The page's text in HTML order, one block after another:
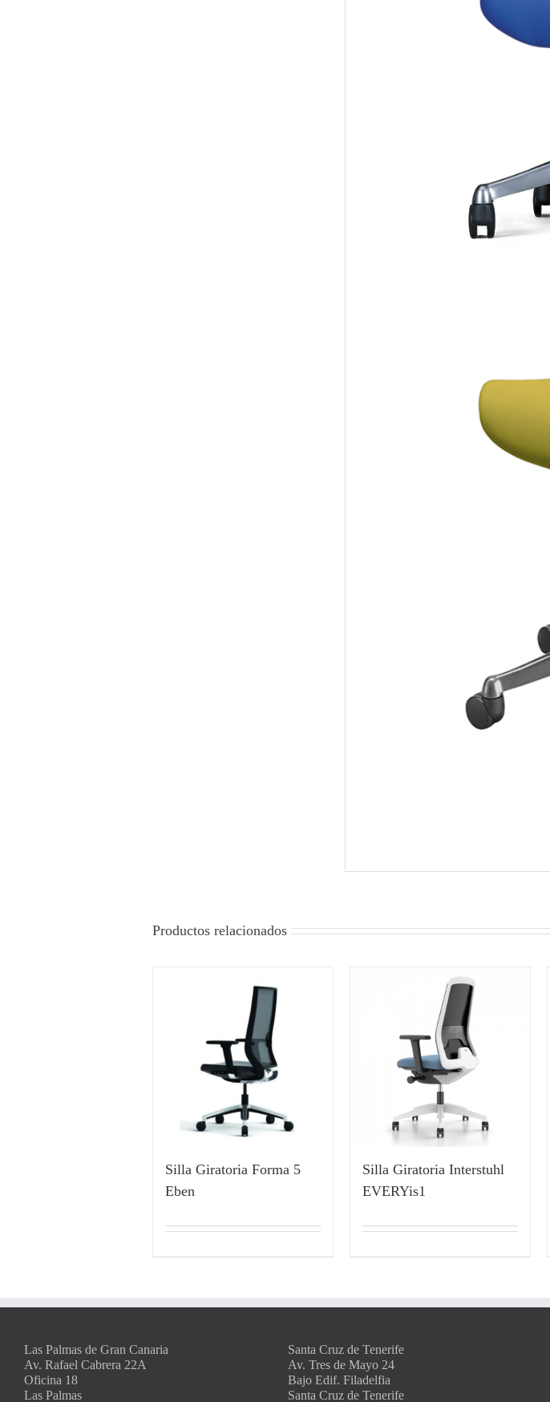
Productos relacionados
Silla Giratoria Forma 5
Eben
Silla Giratoria Interstuhl
EVERYis1
Las Palmas de Gran Canaria
Av. Rafael Cabrera 22A
Oficina 18
Las Palmas
Santa Cruz de Tenerife
Av. Tres de Mayo 24
Bajo Edif. Filadelfia
Santa Cruz de Tenerife